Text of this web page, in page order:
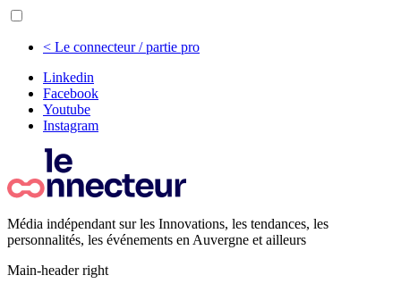
< Le connecteur / partie pro
Linkedin
Facebook
Youtube
Instagram
Média indépendant sur les Innovations, les tendances, les
personnalités, les événements en Auvergne et ailleurs
Main-header right